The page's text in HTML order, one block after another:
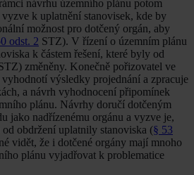
návrhu územního plánu potom
k uplatnění stanovisek, kde by
možnost pro dotčený orgán, aby
odst. 2 STZ). V řízení o územním plánu
k částem řešení, které byly od
změněny. Konečně pořizovatel ve
vyhodnotí výsledky projednání a zpracuje
a návrh vyhodnocení připomínek
plánu. Návrhy doručí dotčeným
jako nadřízenému orgánu a vyzve je,
obdržení uplatnily stanoviska (§ 53
vidět, že i dotčené orgány mají mnoho
plánu vyjadřovat k problematice